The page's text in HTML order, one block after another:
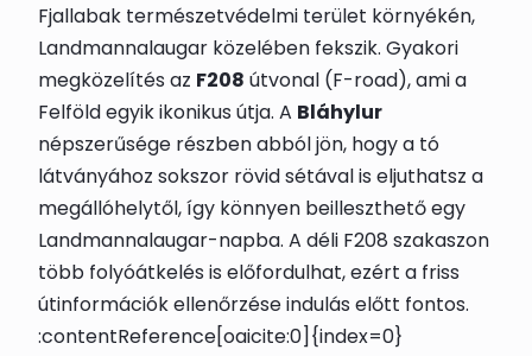
Fjallabak természetvédelmi terület környékén,
Landmannalaugar közelében fekszik. Gyakori
megközelítés az F208 útvonal (F-road), ami a
Felföld egyik ikonikus útja. A Bláhylur
népszerűsége részben abból jön, hogy a tó
látványához sokszor rövid sétával is eljuthatsz a
megállóhelytől, így könnyen beilleszthető egy
Landmannalaugar-napba. A déli F208 szakaszon
több folyóátkelés is előfordulhat, ezért a friss
útinformációk ellenőrzése indulás előtt fontos.
:contentReference[oaicite:0]{index=0}